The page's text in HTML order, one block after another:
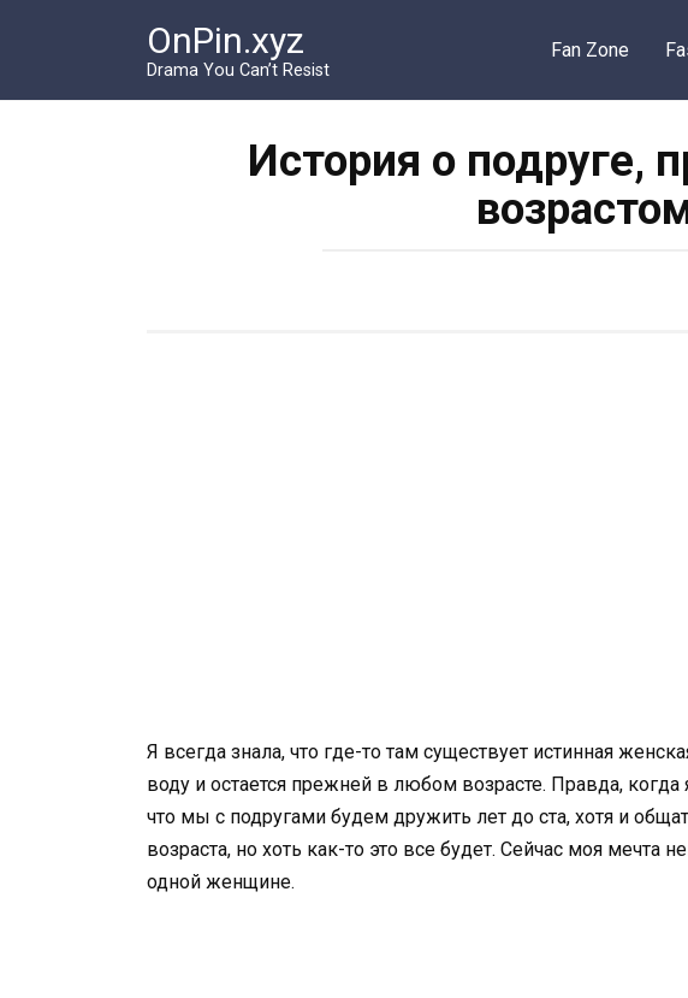
OnPin.xyz
Drama You Can’t Resist
Fan Zone
История о подруге,
Я всегда знала, что где-то там существует истинная
воду и остается прежней в любом возрасте. Правда, когда
что мы с подругами будем дружить лет до ста, хотя и
возраста, но хоть как-то это все будет. Сейчас моя мечта
одной женщине.